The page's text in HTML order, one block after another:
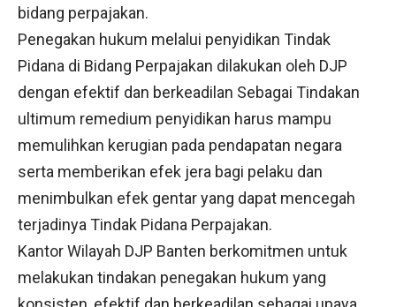
bidang perpajakan.
Penegakan hukum melalui penyidikan Tindak
Pidana di Bidang Perpajakan dilakukan oleh DJP
dengan efektif dan berkeadilan Sebagai Tindakan
ultimum remedium penyidikan harus mampu
memulihkan kerugian pada pendapatan negara
serta memberikan efek jera bagi pelaku dan
menimbulkan efek gentar yang dapat mencegah
terjadinya Tindak Pidana Perpajakan.
Kantor Wilayah DJP Banten berkomitmen untuk
melakukan tindakan penegakan hukum yang